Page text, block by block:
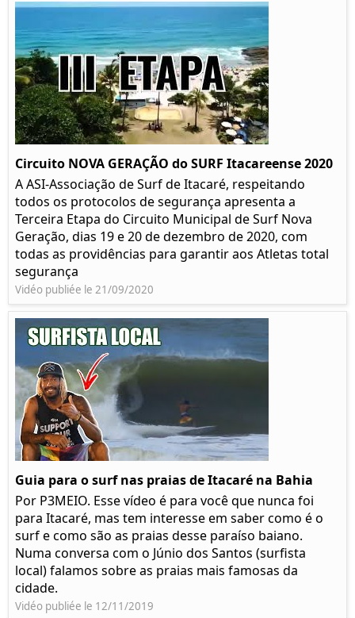
Circuito NOVA GERAÇÃO do SURF Itacareense 2020
A ASI-Associação de Surf de Itacaré, respeitando
todos os protocolos de segurança apresenta a
Terceira Etapa do Circuito Municipal de Surf Nova
Geração, dias 19 e 20 de dezembro de 2020, com
todas as providências para garantir aos Atletas total
segurança
Vidéo publiée le 21/09/2020
Guia para o surf nas praias de Itacaré na Bahia
Por P3MEIO. Esse vídeo é para você que nunca foi
para Itacaré, mas tem interesse em saber como é o
surf e como são as praias desse paraíso baiano.
Numa conversa com o Júnio dos Santos (surfista
local) falamos sobre as praias mais famosas da
cidade.
Vidéo publiée le 12/11/2019